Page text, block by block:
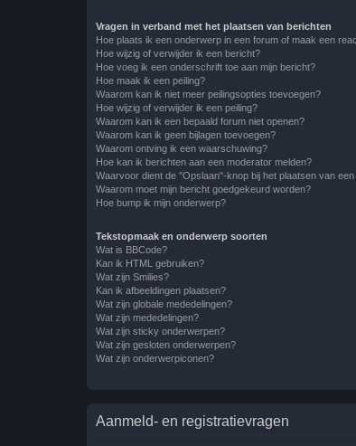
Vragen in verband met het plaatsen van berichten
Hoe plaats ik een onderwerp in een forum of maak een
Hoe wijzig of verwijder ik een bericht?
Hoe voeg ik een onderschrift toe aan mijn bericht?
Hoe maak ik een peiling?
Waarom kan ik niet meer peilingsopties toevoegen?
Hoe wijzig of verwijder ik een peiling?
Waarom kan ik een bepaald forum niet openen?
Waarom kan ik geen bijlagen toevoegen?
Waarom ontving ik een waarschuwing?
Hoe kan ik berichten aan een moderator melden?
Waarvoor dient de "Opslaan"-knop bij het plaatsen van
Waarom moet mijn bericht goedgekeurd worden?
Hoe bump ik mijn onderwerp?
Tekstopmaak en onderwerp soorten
Wat is BBCode?
Kan ik HTML gebruiken?
Wat zijn Smilies?
Kan ik afbeeldingen plaatsen?
Wat zijn globale mededelingen?
Wat zijn mededelingen?
Wat zijn sticky onderwerpen?
Wat zijn gesloten onderwerpen?
Wat zijn onderwerpiconen?
Aanmeld- en registratievragen